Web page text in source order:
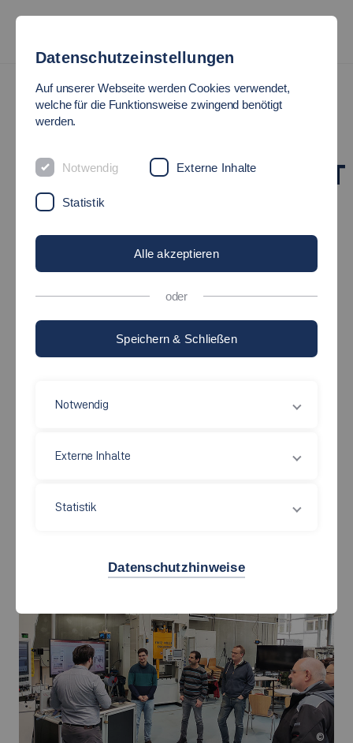
ARBEITSKREIS XR-
TECHNOLOGIEWERKSTATT
AN DER HOCHSCHULE
ESSLINGEN
©
Datenschutzeinstellungen
Auf unserer Webseite werden Cookies verwendet,
welche für die Funktionsweise zwingend benötigt
werden.
Notwendig Externe Inhalte
Statistik
Alle akzeptieren
oder
Speichern & Schließen
Notwendig
Externe Inhalte
Statistik
Datenschutzhinweise